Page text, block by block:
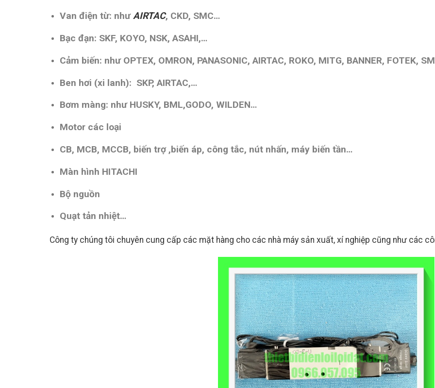
Van điện từ: nhưAIRTAC, CKD, SMC…
Bạc đạn: SKF, KOYO, NSK, ASAHI,…
Cảm biến: như OPTEX, OMRON, PANASONIC, AIRTAC, ROKO, MITG, BANNER, FOTEK,
Ben hơi (xi lanh): SKP, AIRTAC,…
Bơm màng: như HUSKY, BML,GODO, WILDEN…
Motor các loại
CB, MCB, MCCB, biến trợ ,biến áp, công tắc, nút nhấn, máy biến tần…
Màn hình HITACHI
Bộ nguồn
Quạt tản nhiệt…
Công ty chúng tôi chuyên cung cấp các mặt hàng cho các nhà máy sản xuất, xí nghiệp cũng như các